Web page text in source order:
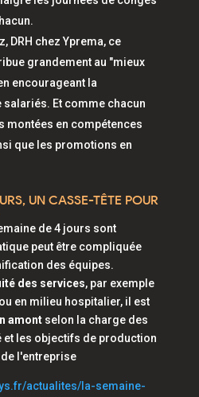
DRH chez Yprema, ce
grandement au "mieux
encourageant la
Et comme chacun
montées en compétences
que les promotions en
UN CASSE-TÊTE POUR
de 4 jours sont
peut être compliquée
des équipes.
des services, par exemple
en milieu hospitalier, il est
amontselon la charge des
et les objectifs de production
l'entreprise
actualites/la-semaine-